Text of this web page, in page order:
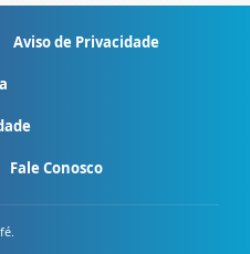
Aviso de Privacidade
Fale Conosco